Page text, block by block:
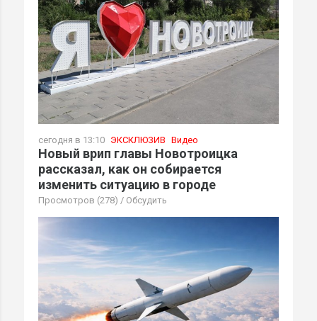
сегодня в 13:10 ЭКСКЛЮЗИВ Видео
Новый врип главы Новотроицка
рассказал, как он собирается
изменить ситуацию в городе
Просмотров (278) / Обсудить